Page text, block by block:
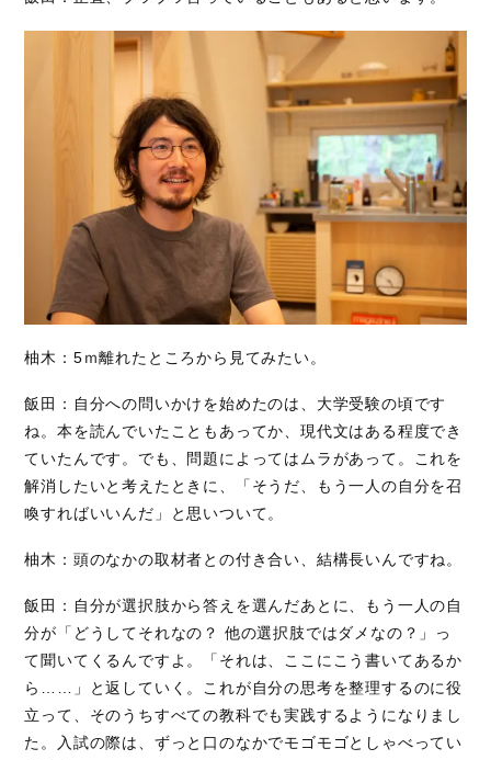
柚木：5ｍ離れたところから見てみたい。
飯田：自分への問いかけを始めたのは、大学受験の頃です
ね。本を読んでいたこともあってか、現代文はある程度でき
ていたんです。でも、問題によってはムラがあって。これを
解消したいと考えたときに、「そうだ、もう一人の自分を召
喚すればいいんだ」と思いついて。
柚木：頭のなかの取材者との付き合い、結構長いんですね。
飯田：自分が選択肢から答えを選んだあとに、もう一人の自
分が「どうしてそれなの？ 他の選択肢ではダメなの？」っ
て聞いてくるんですよ。「それは、ここにこう書いてあるか
ら……」と返していく。これが自分の思考を整理するのに役
立って、そのうちすべての教科でも実践するようになりまし
た。入試の際は、ずっと口のなかでモゴモゴとしゃべってい